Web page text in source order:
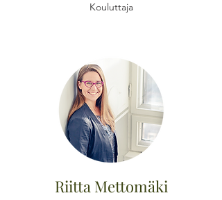
Kouluttaja
Riitta Mettomäki